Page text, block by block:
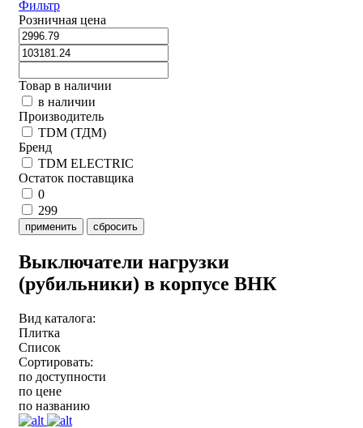
Фильтр
Розничная цена
Товар в наличии
в наличии
Производитель
TDM (ТДМ)
Бренд
TDM ELECTRIC
Остаток поставщика
0
299
применить сбросить
Выключатели нагрузки
(рубильники) в корпусе ВНК
Вид каталога:
Плитка
Список
Сортировать:
по доступности
по цене
по названию